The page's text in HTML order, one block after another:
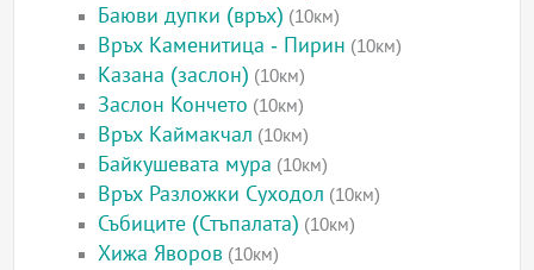
Баюви дупки (връх) (10км)
Връх Каменитица - Пирин (10км)
Казана (заслон) (10км)
Заслон Кончето (10км)
Връх Каймакчал (10км)
Байкушевата мура (10км)
Връх Разложки Суходол (10км)
Събиците (Стъпалата) (10км)
Хижа Яворов (10км)